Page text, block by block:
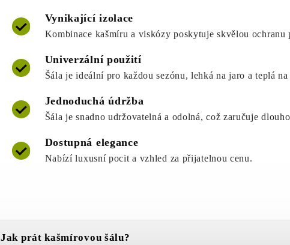
Vynikající izolace
Kombinace kašmíru a viskózy poskytuje skvělou ochranu
Univerzální použití
Šála je ideální pro každou sezónu, lehká na jaro a teplá na
Jednoduchá údržba
Šála je snadno udržovatelná a odolná, což zaručuje
Dostupná elegance
Nabízí luxusní pocit a vzhled za přijatelnou cenu.
Jak prát kašmírovou šálu?